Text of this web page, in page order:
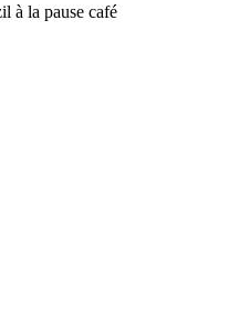
à la pause café